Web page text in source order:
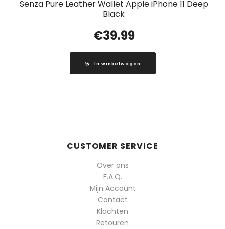
Senza Pure Leather Wallet Apple iPhone 11 Deep
Black
€39.99
In winkelwagen
CUSTOMER SERVICE
Over ons
F.A.Q.
Mijn Account
Contact
Klachten
Retouren